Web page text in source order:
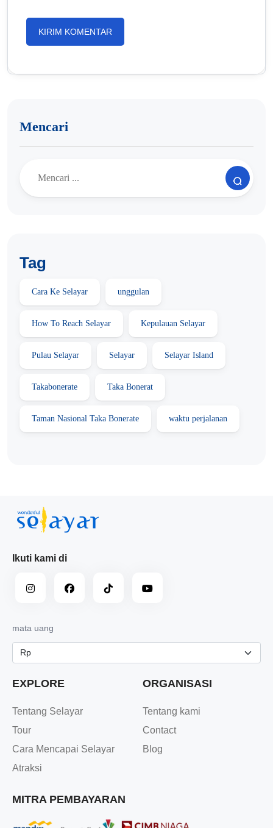
Mencari
Tag
Cara Ke Selayar unggulan
How To Reach Selayar Kepulauan Selayar
Pulau Selayar Selayar Selayar Island
Takabonerate Taka Bonerat
Taman Nasional Taka Bonerate waktu perjalanan
Ikuti kami di
mata uang
EXPLORE
Tentang Selayar
Tour
Cara Mencapai Selayar
Atraksi
ORGANISASI
Tentang kami
Contact
Blog
MITRA PEMBAYARAN